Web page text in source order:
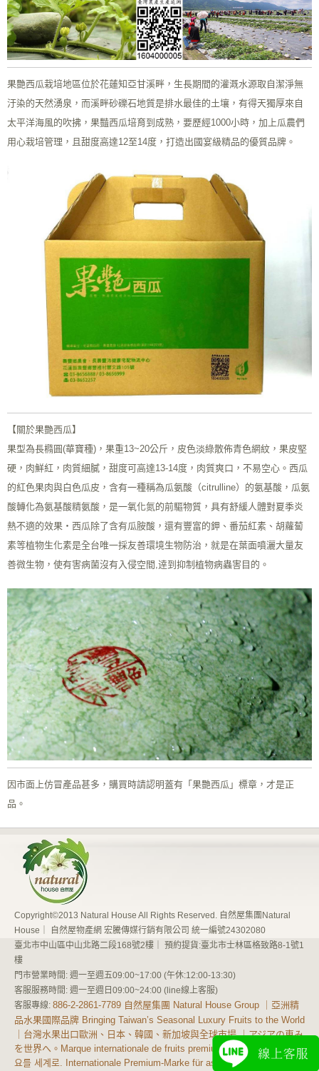
果艷西瓜栽培地區位於花蓮知亞甘溪畔，生長期間的灌溉水源取自潔淨無
汙染的天然湧泉，而溪畔砂礫石地質是排水最佳的土壤，有得天獨厚來自
太平洋海風的吹拂，果豔西瓜培育到成熟，要歷經1000小時，加上瓜農們
用心栽培管理，且甜度高達12至14度，打造出國宴級精品的優質品牌。
【關於果艷西瓜】
果型為長橢圓(華寶種)，果重13~20公斤，皮色淡綠散佈青色網紋，果皮堅
硬，肉鮮紅，肉質細膩，甜度可高達13-14度，肉質爽口，不易空心。西瓜
的紅色果肉與白色瓜皮，含有一種稱為瓜氨酸（citrulline）的氨基酸，瓜氨
酸轉化為氨基酸精氨酸，是一氧化氮的前驅物質，具有舒緩人體對夏季炎
熱不適的效果‧西瓜除了含有瓜胺酸，還有豐富的鉀、番茄紅素、胡蘿蔔
素等植物生化素是全台唯一採友善環境生物防治，就是在葉面噴灑大量友
善微生物，使有害病菌沒有入侵空間,逹到抑制植物病蟲害目的。
因市面上仿冒產品甚多，購買時請認明蓋有「果艷西瓜」標章，才是正
品。
Copyright©2013 Natural House All Rights Reserved. 自然屋集團Natural
House｜ 自然屋物產網 宏騰傳媒行銷有限公司 統一編號24302080
臺北市中山區中山北路二段168號2樓｜ 預約提貨:臺北市士林區格致路8-1號1
樓
門市營業時間: 週一至週五09:00~17:00 (午休:12:00-13:30)
客服服務時間: 週一至週日09:00~24:00 (line線上客服)
客服專線: 886-2-2861-7789 自然屋集團 Natural House Group ｜亞洲精
品水果國際品牌 Bringing Taiwan’s Seasonal Luxury Fruits to the World
｜台灣水果出口歐洲、日本、韓國、新加坡與全球市場 ｜アジアの恵み
を世界へ。Marque internationale de fruits premium d'Asie 아시아의 풍
요를 세계로. Internationale Premium-Marke für asiatische Früchte